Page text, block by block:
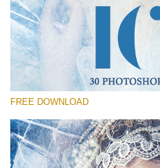
Free Photoshop Overlay #29
Small 800*533px
Ice Bundle
(30 Overlays)
4 Seasons (411 Overlays)
Large 6000*4000px
FREE DOWNLOAD